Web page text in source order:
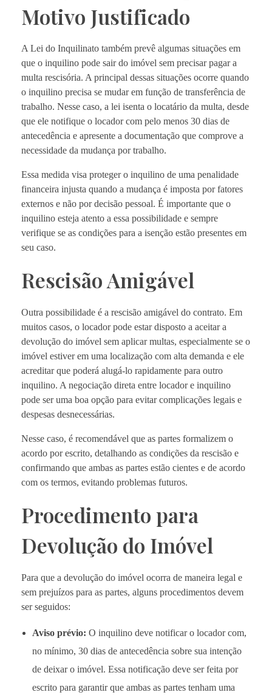
Motivo Justificado
A Lei do Inquilinato também prevê algumas situações em
que o inquilino pode sair do imóvel sem precisar pagar a
multa rescisória. A principal dessas situações ocorre quando
o inquilino precisa se mudar em função de transferência de
trabalho. Nesse caso, a lei isenta o locatário da multa, desde
que ele notifique o locador com pelo menos 30 dias de
antecedência e apresente a documentação que comprove a
necessidade da mudança por trabalho.
Essa medida visa proteger o inquilino de uma penalidade
financeira injusta quando a mudança é imposta por fatores
externos e não por decisão pessoal. É importante que o
inquilino esteja atento a essa possibilidade e sempre
verifique se as condições para a isenção estão presentes em
seu caso.
Rescisão Amigável
Outra possibilidade é a rescisão amigável do contrato. Em
muitos casos, o locador pode estar disposto a aceitar a
devolução do imóvel sem aplicar multas, especialmente se o
imóvel estiver em uma localização com alta demanda e ele
acreditar que poderá alugá-lo rapidamente para outro
inquilino. A negociação direta entre locador e inquilino
pode ser uma boa opção para evitar complicações legais e
despesas desnecessárias.
Nesse caso, é recomendável que as partes formalizem o
acordo por escrito, detalhando as condições da rescisão e
confirmando que ambas as partes estão cientes e de acordo
com os termos, evitando problemas futuros.
Procedimento para
Devolução do Imóvel
Para que a devolução do imóvel ocorra de maneira legal e
sem prejuízos para as partes, alguns procedimentos devem
ser seguidos:
Aviso prévio: O inquilino deve notificar o locador com,
no mínimo, 30 dias de antecedência sobre sua intenção
de deixar o imóvel. Essa notificação deve ser feita por
escrito para garantir que ambas as partes tenham uma